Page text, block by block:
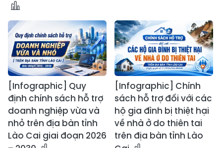
[Infographic] Quy
định chính sách hỗ trợ
doanh nghiệp vừa và
nhỏ trên địa bàn tỉnh
Lào Cai giai đoạn 2026
[Infographic] Chính
sách hỗ trợ đối với các
hộ gia đình bị thiệt hại
về nhà ở do thiên tai
trên địa bàn tỉnh Lào